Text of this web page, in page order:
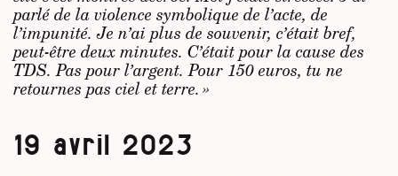
parlé de la violence symbolique de l’acte, de
l’impunité. Je n’ai plus de souvenir, c’était bref,
peut-être deux minutes. C’était pour la cause des
TDS. Pas pour l’argent. Pour 150 euros, tu ne
retournes pas ciel et terre. »
19 avril 2023